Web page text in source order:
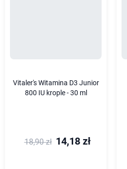
Vitaler's Witamina D3 Junior
800 IU krople - 30 ml
18,90 zł 14,18 zł